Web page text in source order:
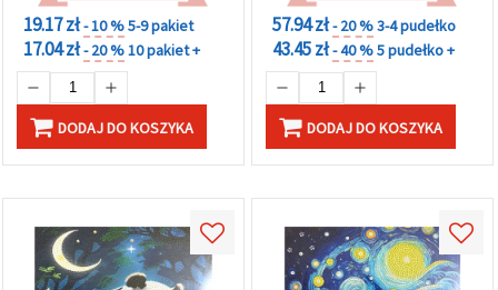
19.17 zł- 10 %5-9 pakiet
17.04 zł- 20 %10 pakiet +
DODAJ DO KOSZYKA
57.94 zł- 20 %3-4 pudełko
43.45 zł- 40 %5 pudełko +
DODAJ DO KOSZYKA